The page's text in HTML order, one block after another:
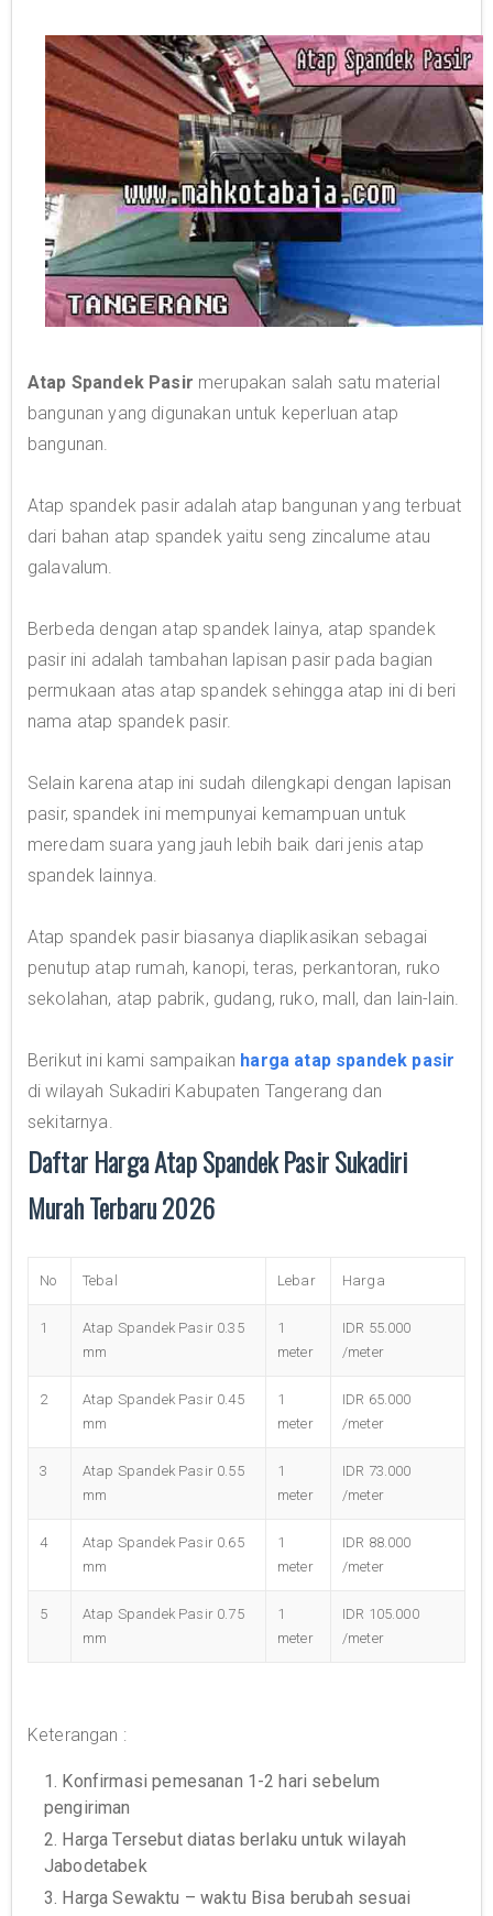
Atap Spandek Pasir merupakan salah satu material
bangunan yang digunakan untuk keperluan atap
bangunan.
Atap spandek pasir adalah atap bangunan yang terbuat
dari bahan atap spandek yaitu seng zincalume atau
galavalum.
Berbeda dengan atap spandek lainya, atap spandek
pasir ini adalah tambahan lapisan pasir pada bagian
permukaan atas atap spandek sehingga atap ini di beri
nama atap spandek pasir.
Selain karena atap ini sudah dilengkapi dengan lapisan
pasir, spandek ini mempunyai kemampuan untuk
meredam suara yang jauh lebih baik dari jenis atap
spandek lainnya.
Atap spandek pasir biasanya diaplikasikan sebagai
penutup atap rumah, kanopi, teras, perkantoran, ruko
sekolahan, atap pabrik, gudang, ruko, mall, dan lain-lain.
Berikut ini kami sampaikan harga atap spandek pasir
di wilayah Sukadiri Kabupaten Tangerang dan
sekitarnya.
Daftar Harga Atap Spandek Pasir Sukadiri
Murah Terbaru 2026
No Tebal Lebar Harga
1
Atap Spandek Pasir 0.35
mm
1
meter
IDR 55.000
/meter
2
Atap Spandek Pasir 0.45
mm
1
meter
IDR 65.000
/meter
3
Atap Spandek Pasir 0.55
mm
1
meter
IDR 73.000
/meter
4
Atap Spandek Pasir 0.65
mm
1
meter
IDR 88.000
/meter
5
Atap Spandek Pasir 0.75
mm
1
meter
IDR 105.000
/meter
Keterangan :
1. Konfirmasi pemesanan 1-2 hari sebelum
pengiriman
2. Harga Tersebut diatas berlaku untuk wilayah
Jabodetabek
3. Harga Sewaktu – waktu Bisa berubah sesuai